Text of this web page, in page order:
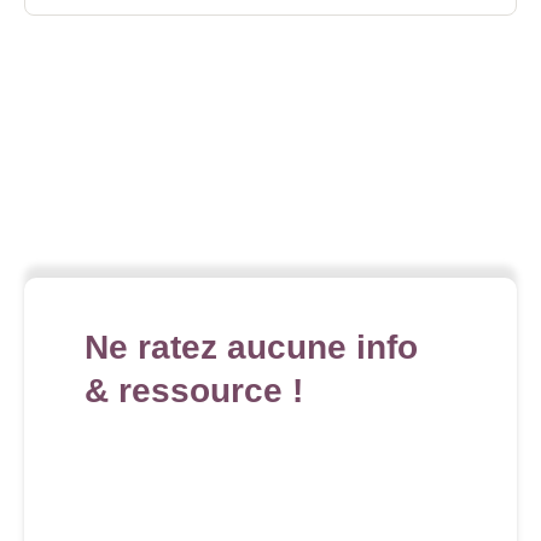
Ne ratez aucune info
& ressource !